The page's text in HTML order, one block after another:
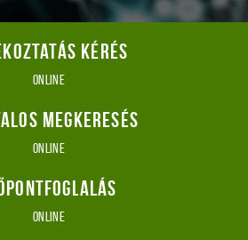
kérés
online
megkeresés
online
online